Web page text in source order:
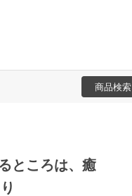
商品検索
ところは、癒